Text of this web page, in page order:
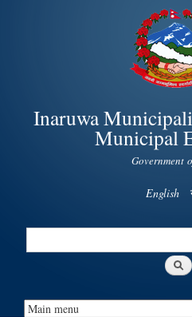
Skip to
main
content
Inaruwa
Municipal
Government
English
Search